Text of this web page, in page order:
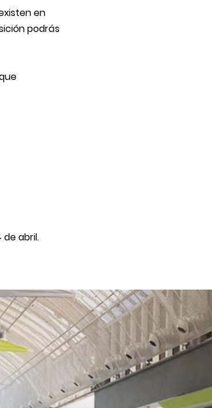
en
podrás
abril.